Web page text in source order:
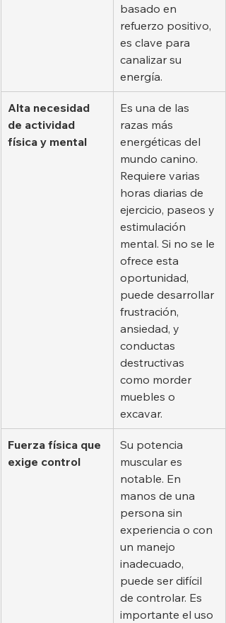
basado en
refuerzo positivo,
es clave para
canalizar su
energía.
Alta necesidad
de actividad
física y mental
Es una de las
razas más
energéticas del
mundo canino.
Requiere varias
horas diarias de
ejercicio, paseos y
estimulación
mental. Si no se le
ofrece esta
oportunidad,
puede desarrollar
frustración,
ansiedad, y
conductas
destructivas
como morder
muebles o
excavar.
Fuerza física que
exige control
Su potencia
muscular es
notable. En
manos de una
persona sin
experiencia o con
un manejo
inadecuado,
puede ser difícil
de controlar. Es
importante el uso